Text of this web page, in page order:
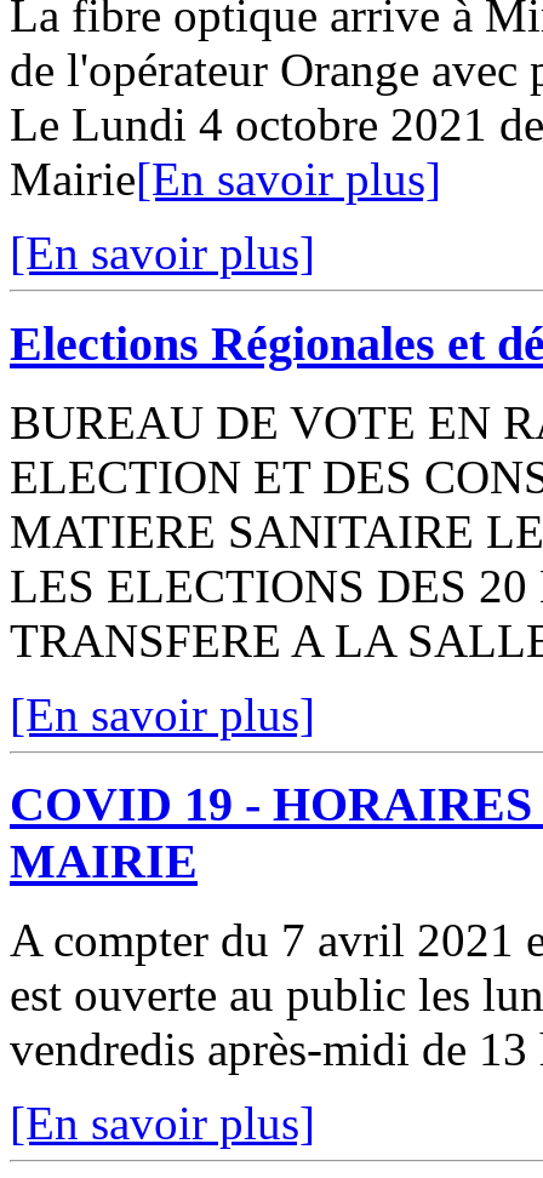
La fibre optique arrive à
de l'opérateur Orange avec
Le Lundi 4 octobre 2021
Mairie[En savoir plus]
[En savoir plus]
Elections Régionales et
BUREAU DE VOTE EN
ELECTION ET DES
MATIERE SANITAIRE
LES ELECTIONS DES
TRANSFERE A LA
[En savoir plus]
COVID 19 -
MAIRIE
A compter du 7 avril 2021
est ouverte au public les
vendredis après-midi de
[En savoir plus]